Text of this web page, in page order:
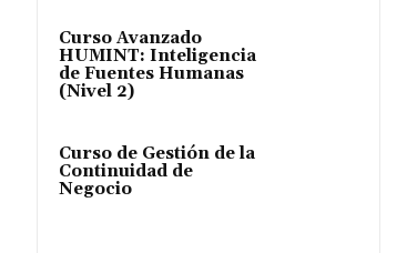
Curso Avanzado
HUMINT: Inteligencia
de Fuentes Humanas
(Nivel 2)
Curso de Gestión de la
Continuidad de
Negocio